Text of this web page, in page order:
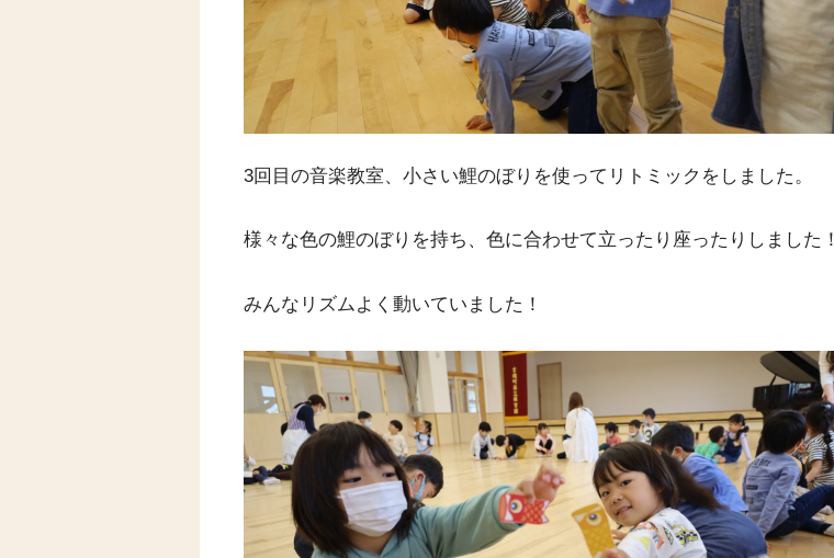
3回目の音楽教室、小さい鯉のぼりを使ってリトミックをしました 。
様々な色の鯉のぼりを持ち 、 色に合わせて立ったり座ったりしました！
みんなリズムよく動いていました！